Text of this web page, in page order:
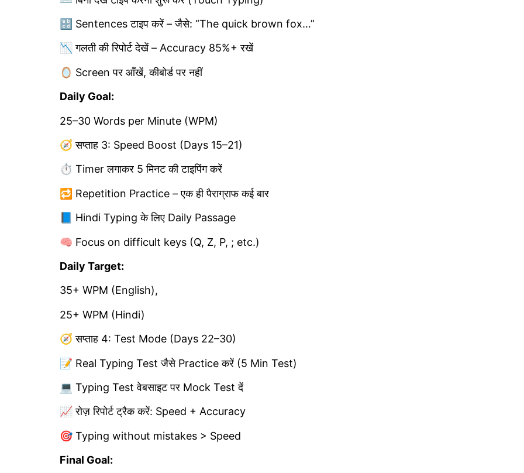
🔡 Sentences टाइप करें – जैसे: “The quick brown fox…”
📉 गलती की रिपोर्ट देखें – Accuracy 85%+ रखें
🪞 Screen पर आँखें, कीबोर्ड पर नहीं
Daily Goal:
25–30 Words per Minute (WPM)
🧭 सप्ताह 3: Speed Boost (Days 15–21)
⏱️ Timer लगाकर 5 मिनट की टाइपिंग करें
🔁 Repetition Practice – एक ही पैराग्राफ कई बार
📘 Hindi Typing के लिए Daily Passage
🧠 Focus on difficult keys (Q, Z, P, ; etc.)
Daily Target:
35+ WPM (English),
25+ WPM (Hindi)
🧭 सप्ताह 4: Test Mode (Days 22–30)
📝 Real Typing Test जैसे Practice करें (5 Min Test)
💻 Typing Test वेबसाइट पर Mock Test दें
📈 रोज़ रिपोर्ट ट्रैक करें: Speed + Accuracy
🎯 Typing without mistakes > Speed
Final Goal: